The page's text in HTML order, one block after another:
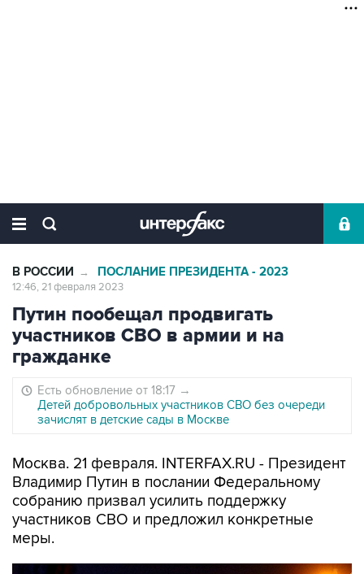
В РОССИИ → ПОСЛАНИЕ ПРЕЗИДЕНТА - 2023
12:46, 21 февраля 2023
Путин пообещал продвигать
участников СВО в армии и на
гражданке
Есть обновление от 18:17 →
Детей добровольных участников СВО без очереди
зачислят в детские сады в Москве
Москва. 21 февраля. INTERFAX.RU - Президент
Владимир Путин в послании Федеральному
собранию призвал усилить поддержку
участников СВО и предложил конкретные
меры.